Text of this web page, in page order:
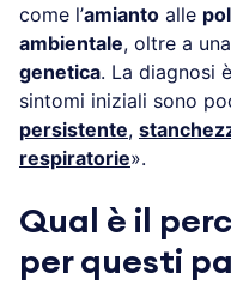
come l’amianto alle
ambientale, oltre a
genetica. La diagnosi
sintomi iniziali sono
persistente,
respiratorie».
Qual è il
per questi